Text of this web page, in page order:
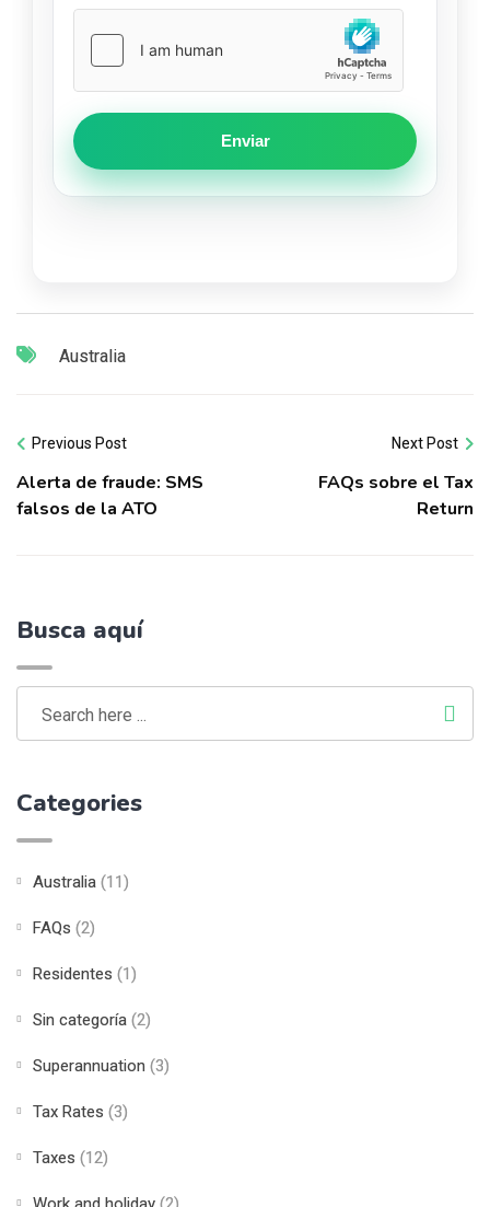
Enviar
Australia
Previous Post
Alerta de fraude: SMS
falsos de la ATO
Next Post
FAQs sobre el Tax
Return
Busca aquí
Categories
Australia (11)
FAQs (2)
Residentes (1)
Sin categoría (2)
Superannuation (3)
Tax Rates (3)
Taxes (12)